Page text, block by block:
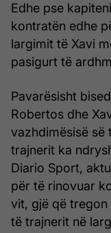
Edhe pse
kontratën edhe
largimit të Xavi
pasigurt të
Pavarësisht
Robertos dhe
vazhdimësisë së
trajnerit ka
Diario Sport,
për të rinovuar
vit, gjë që tregon
të trajnerit në